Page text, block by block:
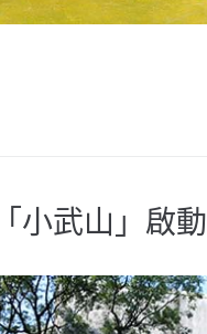
小武山」啟